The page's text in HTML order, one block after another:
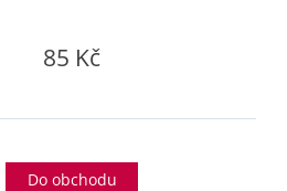
85 Kč
Do obchodu